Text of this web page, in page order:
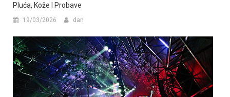
Pluća, Kože I Probave
19/03/2026 dan